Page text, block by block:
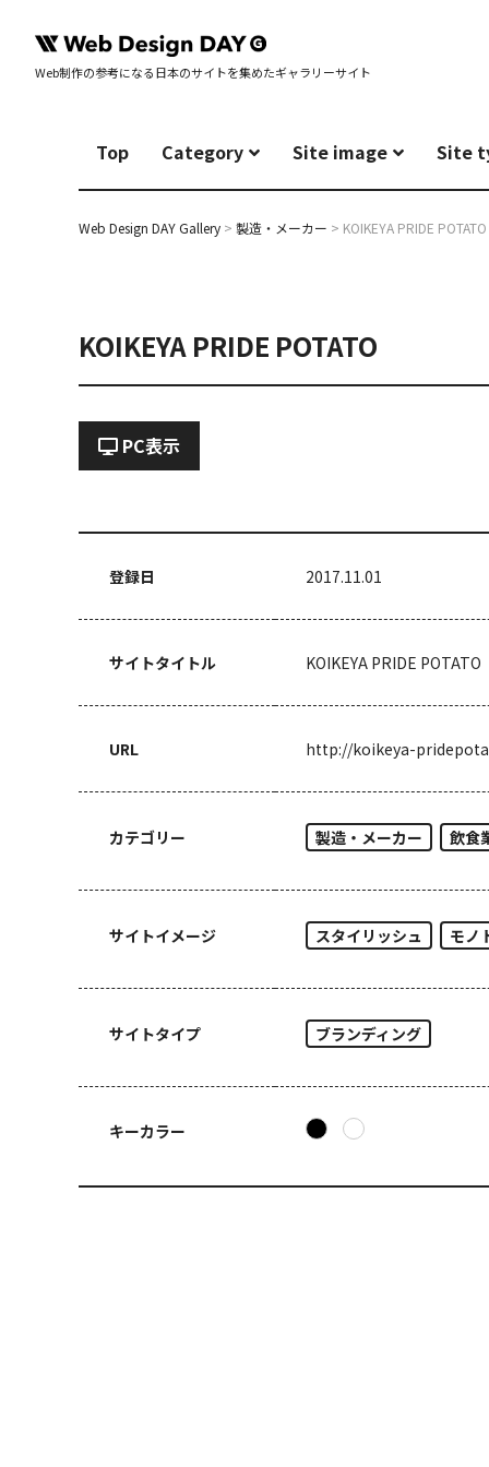
Web制作の参考になる日本のサイトを集めたギャラリーサイト
Top Category Site image Site
Web Design DAY Gallery > 製造・メーカー > KOIKEYA PRIDE POTATO
KOIKEYA PRIDE POTATO
PC表示
登録日 2017.11.01
サイトタイトル KOIKEYA PRIDE POTATO
URL http://koikeya-
カテゴリー 製造・メーカー 飲食
サイトイメージ スタイリッシュ モノ
サイトタイプ ブランディング
キーカラー